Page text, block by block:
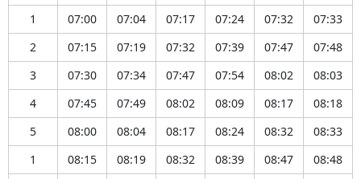
1
07:00 07:04 07:17 07:24 07:32
07:33
2
07:15 07:19 07:32 07:39 07:47
07:48
3
07:30 07:34 07:47 07:54 08:02
08:03
4
07:45 07:49 08:02 08:09 08:17
08:18
5
08:00 08:04 08:17 08:24 08:32
08:33
1
08:15 08:19 08:32 08:39 08:47
08:48